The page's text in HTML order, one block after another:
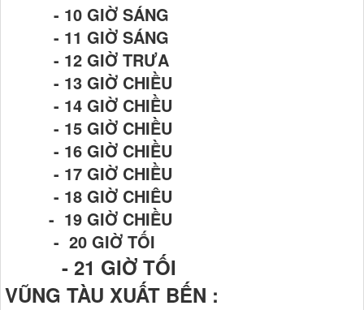
- 10 GIỜ SÁNG
- 11 GIỜ SÁNG
- 12 GIỜ TRƯA
- 13 GIỜ CHIỀU
- 14 GIỜ CHIỀU
- 15 GIỜ CHIỀU
- 16 GIỜ CHIỀU
- 17 GIỜ CHIỀU
- 18 GIỜ CHIÊU
- 19 GIỜ CHIỀU
- 20 GIỜ TỐI
- 21 GIỜ TỐI
VŨNG TÀU XUẤT BẾN :